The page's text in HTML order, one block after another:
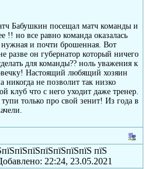
Бабушкин посещал матч команды и
!! но все равно команда оказалась
и почти брошенная. Вот
разве он губернатор который ничего
для команды?? ноль уважения к
Настоящий любящий хозяин
никогда не позволит так низко
клуб что с него уходит даже тренер.
только про свой зенит! Из года в
пїЅ
22:24, 23.05.2021